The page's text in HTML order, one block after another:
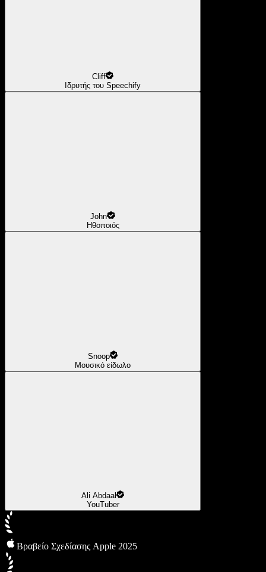
Cliff
Ιδρυτής του Speechify
John
Ηθοποιός
Snoop
Μουσικό είδωλο
Ali Abdaal
YouTuber
Βραβείο Σχεδίασης Apple 2025